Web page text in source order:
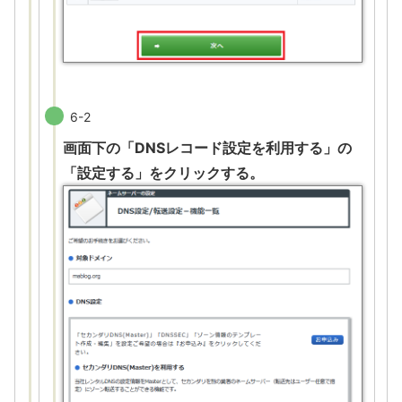
6-2
画面下の「DNSレコード設定を利用する」の
「設定する」をクリックする。